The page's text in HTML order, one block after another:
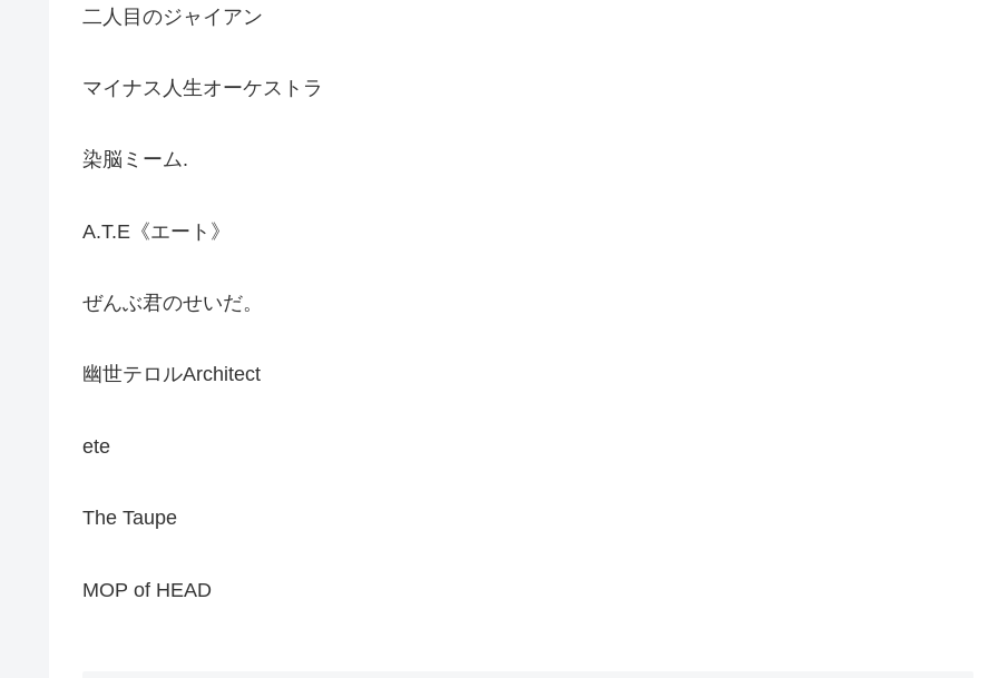
二人目のジャイアン
マイナス人生オーケストラ
染脳ミーム.
A.T.E《エート》
ぜんぶ君のせいだ。
幽世テロルArchitect
ete
The Taupe
MOP of HEAD